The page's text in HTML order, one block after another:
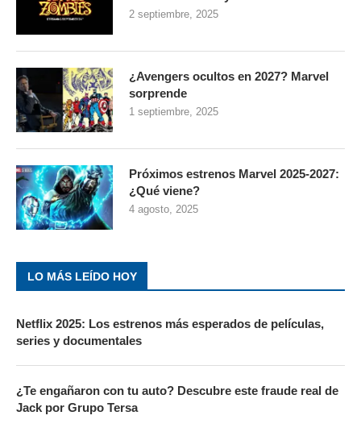
2 septiembre, 2025
¿Avengers ocultos en 2027? Marvel
sorprende
1 septiembre, 2025
Próximos estrenos Marvel 2025-2027:
¿Qué viene?
4 agosto, 2025
LO MÁS LEÍDO HOY
Netflix 2025: Los estrenos más esperados de películas,
series y documentales
¿Te engañaron con tu auto? Descubre este fraude real de
Jack por Grupo Tersa